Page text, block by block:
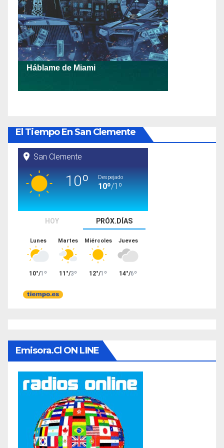
El Tiempo En San Clemente
Emisora.cl ON LINE